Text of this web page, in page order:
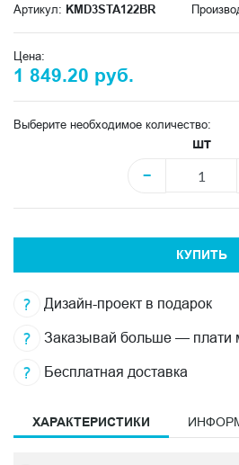
Артикул: KMD3STA122BR
Цена:
1 849.20 руб.
Выберите необходимое количество:
шт
−
КУПИТЬ
Дизайн-проект в подарок
Заказывай больше — плати
Бесплатная доставка
ХАРАКТЕРИСТИКИ